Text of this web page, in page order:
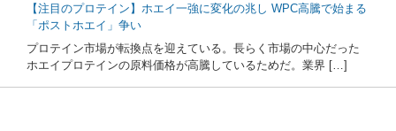
【注目のプロテイン】ホエイ一強に変化の兆し WPC高騰で始まる
「ポストホエイ」争い
プロテイン市場が転換点を迎えている。長らく市場の中心だった
ホエイプロテインの原料価格が高騰しているためだ。業界 […]